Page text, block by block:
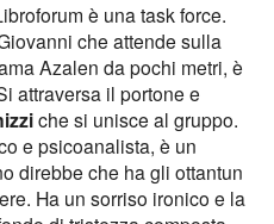
è una task force.
che attende sulla
Azalen da pochi metri, è
attraversa il portone e
che si unisce al gruppo.
e psicoanalista, è un
direbbe che ha gli ottantun
Ha un sorriso ironico e la